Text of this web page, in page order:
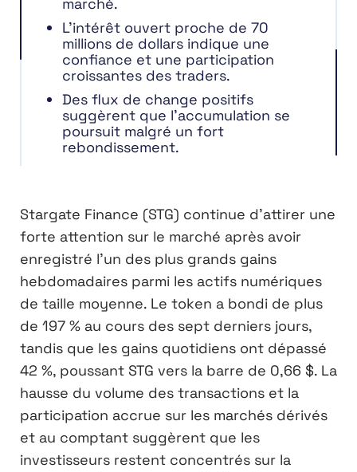
L’intérêt ouvert proche de 70
millions de dollars indique une
confiance et une participation
croissantes des traders.
Des flux de change positifs
suggèrent que l’accumulation se
poursuit malgré un fort
rebondissement.
Stargate Finance (STG) continue d’attirer une
forte attention sur le marché après avoir
enregistré l’un des plus grands gains
hebdomadaires parmi les actifs numériques
de taille moyenne. Le token a bondi de plus
de 197 % au cours des sept derniers jours,
tandis que les gains quotidiens ont dépassé
42 %, poussant STG vers la barre de 0,66 $. La
hausse du volume des transactions et la
participation accrue sur les marchés dérivés
et au comptant suggèrent que les
investisseurs restent concentrés sur la